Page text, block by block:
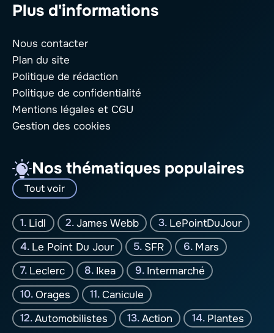
Plus d'informations
Nous contacter
Plan du site
Politique de rédaction
Politique de confidentialité
Mentions légales et CGU
Gestion des cookies
Nos thématiques populaires
Tout voir
Lidl James Webb
LePointDuJour
Le Point Du Jour
SFR
Mars
Leclerc
Ikea
Intermarché
Orages
Canicule
Automobilistes
Action Plantes